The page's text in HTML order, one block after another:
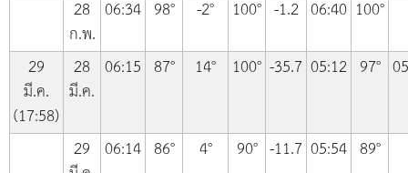
28
ก.พ.
06:34 98° -2° 100° -1.2 06:40 100°
29
มี.ค.
(17:58)
28
มี.ค.
06:15 87° 14° 100° -35.7 05:12 97°
29 06:14 86° 4° 90° -11.7 05:54 89°